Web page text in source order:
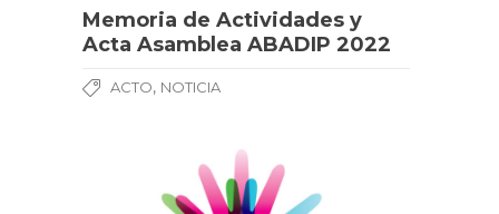
Memoria de Actividades y
Acta Asamblea ABADIP 2022
ACTO, NOTICIA